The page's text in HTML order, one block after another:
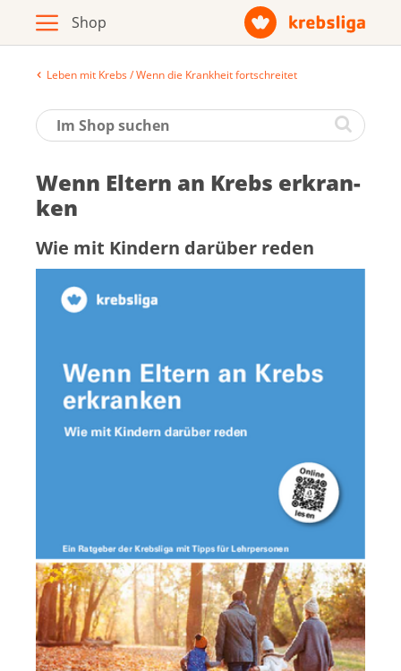
Archiv
Broschüren / Infomaterial
Produkte
Zur Krebsliga-Webseite
Français
Leben mit Krebs / Wenn die Krankheit fortschreitet
Wenn El­tern an Krebs er­kran­
ken
Wie mit Kin­dern dar­über re­den